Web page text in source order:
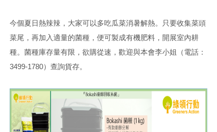
今個夏日熱辣辣，大家可以多吃瓜菜消暑解熱。只要收集菜頭
菜尾，再加入適量的菌種，便可製成有機肥料，開展室內耕
種。菌種庫存量有限，欲購從速，歡迎與本會李小姐（電話：
3499-1780）查詢貨存。